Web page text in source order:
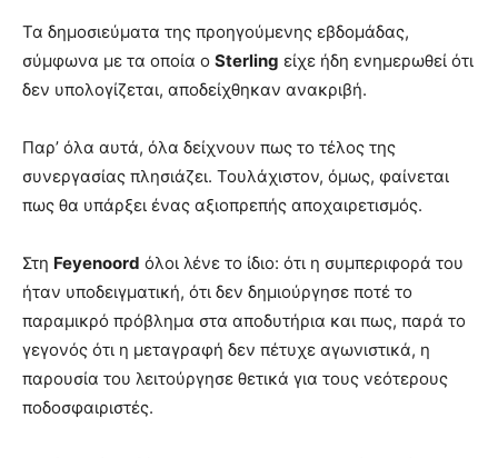
Τα δημοσιεύματα της προηγούμενης εβδομάδας,
σύμφωνα με τα οποία ο Sterling είχε ήδη ενημερωθεί ότι
δεν υπολογίζεται, αποδείχθηκαν ανακριβή.
Παρ’ όλα αυτά, όλα δείχνουν πως το τέλος της
συνεργασίας πλησιάζει. Τουλάχιστον, όμως, φαίνεται
πως θα υπάρξει ένας αξιοπρεπής αποχαιρετισμός.
Στη Feyenoord όλοι λένε το ίδιο: ότι η συμπεριφορά του
ήταν υποδειγματική, ότι δεν δημιούργησε ποτέ το
παραμικρό πρόβλημα στα αποδυτήρια και πως, παρά το
γεγονός ότι η μεταγραφή δεν πέτυχε αγωνιστικά, η
παρουσία του λειτούργησε θετικά για τους νεότερους
ποδοσφαιριστές.